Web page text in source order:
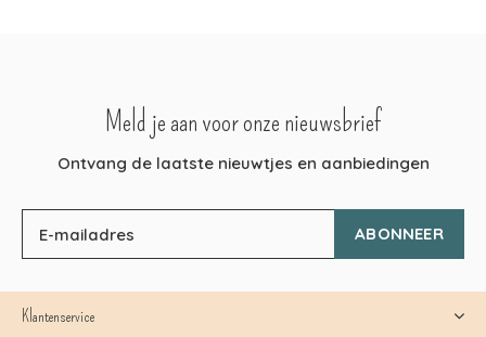
Meld je aan voor onze nieuwsbrief
Ontvang de laatste nieuwtjes en aanbiedingen
ABONNEER
Klantenservice